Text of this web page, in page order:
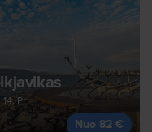
14, Pr
Nuo 82 €